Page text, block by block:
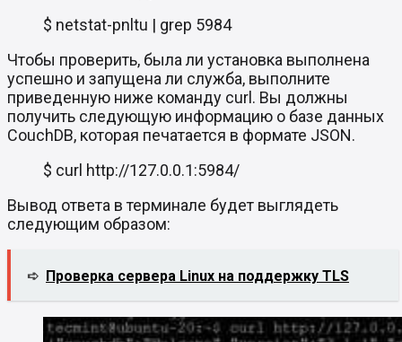
$ netstat-pnltu | grep 5984
Чтобы проверить, была ли установка выполнена
успешно и запущена ли служба, выполните
приведенную ниже команду curl. Вы должны
получить следующую информацию о базе данных
CouchDB, которая печатается в формате JSON.
$ curl http://127.0.0.1:5984/
Вывод ответа в терминале будет выглядеть
следующим образом:
➪ Проверка сервера Linux на поддержку TLS